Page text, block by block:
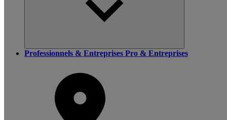
Professionnels & Entreprises Pro & Entreprises